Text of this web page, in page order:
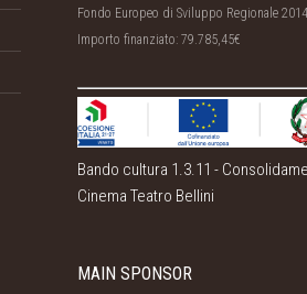
Fondo Europeo di Sviluppo Regionale
Importo finanziato: 79.785,45€
Bando cultura 1.3.11 -
Cinema Teatro Bellini
MAIN SPONSOR